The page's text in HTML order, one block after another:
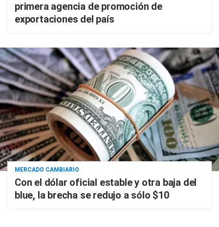
primera agencia de promoción de
exportaciones del país
MERCADO CAMBIARIO
Con el dólar oficial estable y otra baja del
blue, la brecha se redujo a sólo $10